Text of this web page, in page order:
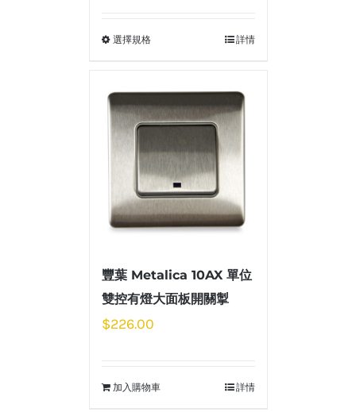
選擇規格 詳情
豐葉 Metalica 10AX 單位
雙控有燈大面板開關掣
$226.00
加入購物車 詳情